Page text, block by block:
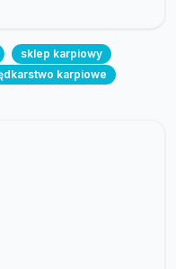
sklep karpiowy
karpiowe